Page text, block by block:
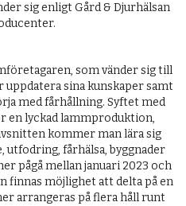
sig enligt Gård & Djurhälsan
som vänder sig till
sina kunskaper samt
med fårhållning. Syftet med
en lyckad lammproduktion,
kommer man lära sig
utfodring, fårhälsa, byggnader
pågå mellan januari 2023 och
finnas möjlighet att delta på en
arrangeras på flera håll runt